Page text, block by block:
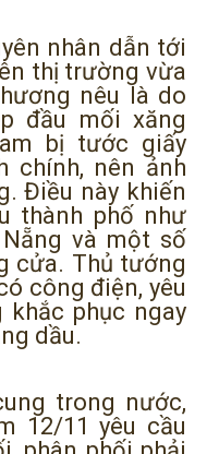
nhân dẫn tới
thị trường vừa
nêu là do
đầu mối xăng
bị tước giấy
chính, nên ảnh
Điều này khiến
thành phố như
và một số
cửa. Thủ tướng
công điện, yêu
khắc phục ngay
dầu.
trong nước,
12/11 yêu cầu